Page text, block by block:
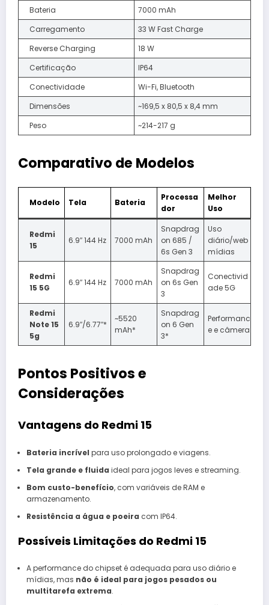
Bateria
7000 mAh
Carregamento
33 W Fast Charge
Reverse Charging
18 W
Certificação
IP64
Conectividade
Wi-Fi, Bluetooth
Dimensões
~169,5 x 80,5 x 8,4 mm
Peso
~214-217 g
Comparativo de Modelos
Modelo Tela Bateria
Processa
dor
Melhor
Uso
Redmi
15
6.9″ 144 Hz 7000 mAh
Snapdrag
on 685 /
6s Gen 3
Uso
diário/web
mídias
Redmi
15 5G
6.9″ 144 Hz 7000 mAh
Snapdrag
on 6s Gen
3
Conectivid
ade 5G
Redmi
Note 15
5g
6.9″/6.77″*
~5520
mAh*
Snapdrag
on 6 Gen
3*
Performanc
e e câmera
Pontos Positivos e
Considerações
Vantagens do Redmi 15
Bateria incrível para uso prolongado e viagens.
Tela grande e fluida ideal para jogos leves e streaming.
Bom custo-benefício, com variáveis de RAM e
armazenamento.
Resistência a água e poeira com IP64.
Possíveis Limitações do Redmi 15
A performance do chipset é adequada para uso diário e
mídias, mas não é ideal para jogos pesados ou
multitarefa extrema.